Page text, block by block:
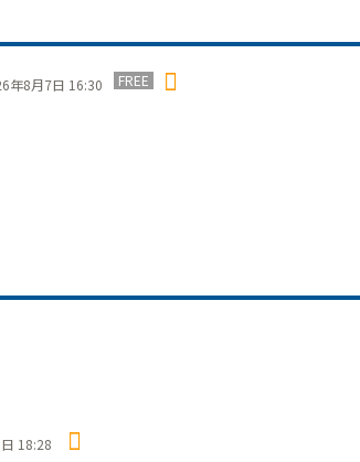
年8月7日 16:30 FREE
18:28